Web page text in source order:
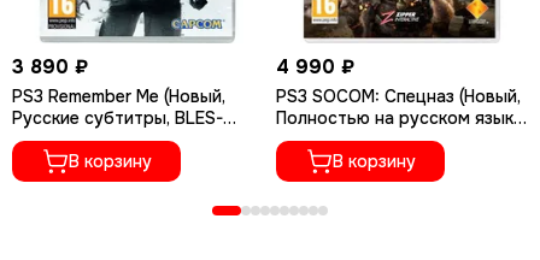
3 890 ₽
PS3 Remember Me (Новый,
Русские субтитры, BLES-
01701)
В корзину
4 990 ₽
PS3 SOCOM: Спецназ (Новый,
Полностью на русском языке,
BCES-00938)
В корзину